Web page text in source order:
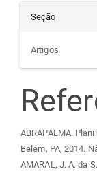
Seção
Artigos
ABRAPALMA.
Belém, PA, 2014.
AMARAL, J. A. da